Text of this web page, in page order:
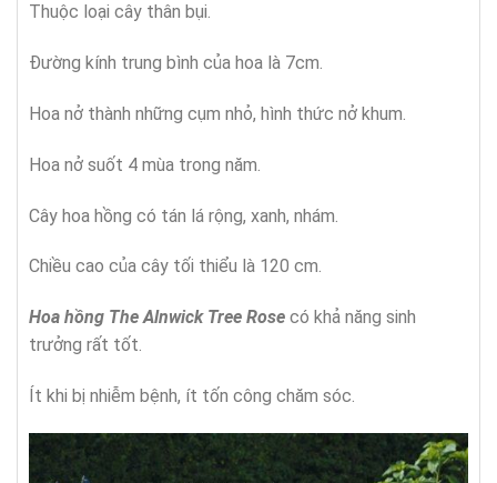
Thuộc loại cây thân bụi.
Đường kính trung bình của hoa là 7cm.
Hoa nở thành những cụm nhỏ, hình thức nở khum.
Hoa nở suốt 4 mùa trong năm.
Cây hoa hồng có tán lá rộng, xanh, nhám.
Chiều cao của cây tối thiểu là 120 cm.
Hoa hồng The Alnwick Tree Rose có khả năng sinh
trưởng rất tốt.
Ít khi bị nhiễm bệnh, ít tốn công chăm sóc.